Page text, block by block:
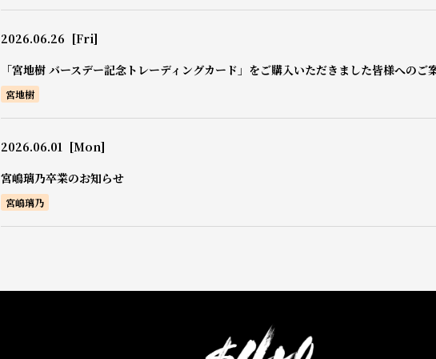
2026.06.26 [Fri]
「宮地樹 バースデー記念トレーディングカード」をご購入いただきました皆様へのご
宮地樹
2026.06.01 [Mon]
宮嶋璃乃卒業のお知らせ
宮嶋璃乃